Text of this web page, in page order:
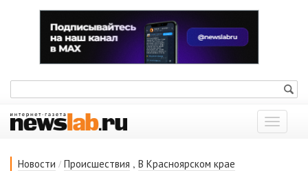
Показать
меню
Новости / Происшествия , В Красноярском крае